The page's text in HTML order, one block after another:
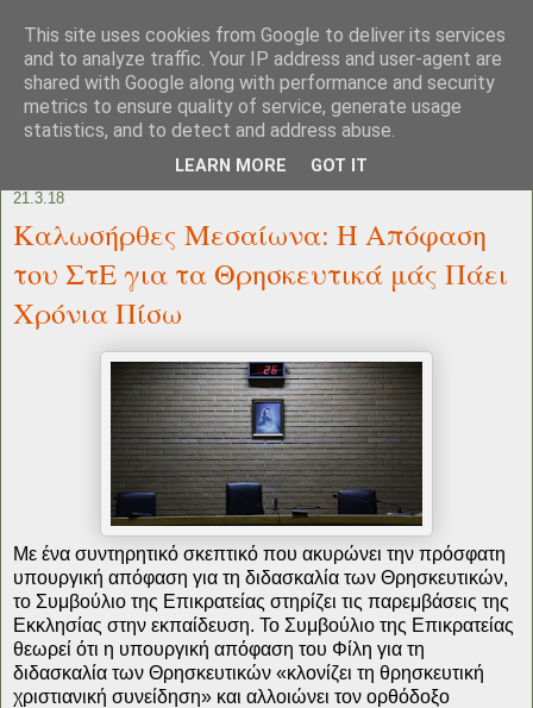
21.3.18
Καλωσήρθες Μεσαίωνα: Η Απόφαση
του ΣτΕ για τα Θρησκευτικά μάς Πάει
Χρόνια Πίσω
Με ένα συντηρητικό σκεπτικό που ακυρώνει την πρόσφατη
υπουργική απόφαση για τη διδασκαλία των Θρησκευτικών,
το Συμβούλιο της Επικρατείας στηρίζει τις παρεμβάσεις της
Εκκλησίας στην εκπαίδευση. Το Συμβούλιο της Επικρατείας
θεωρεί ότι η υπουργική απόφαση του Φίλη για τη
διδασκαλία των Θρησκευτικών «κλονίζει τη θρησκευτική
χριστιανική συνείδηση» και αλλοιώνει τον ορθόδοξο
This site uses cookies from Google to deliver its services
and to analyze traffic. Your IP address and user-agent are
shared with Google along with performance and security
metrics to ensure quality of service, generate usage
statistics, and to detect and address abuse.
LEARN MORE GOT IT